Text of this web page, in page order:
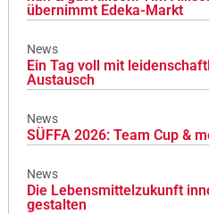
übernimmt Edeka-Markt
News
Ein Tag voll mit
Austausch
News
SÜFFA 2026: Team Cup &
News
Die Lebensmittelzukunft
gestalten